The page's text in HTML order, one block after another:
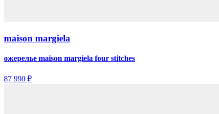
maison margiela
ожерелье maison margiela four stitches
87 990 ₽